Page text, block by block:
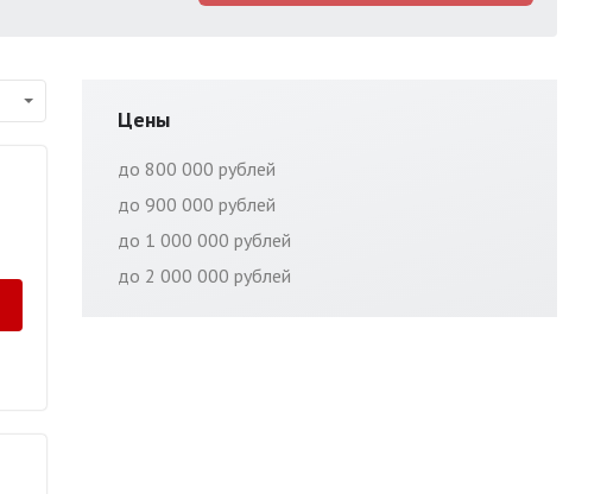
Цены
до 800 000 рублей
до 900 000 рублей
до 1 000 000 рублей
до 2 000 000 рублей